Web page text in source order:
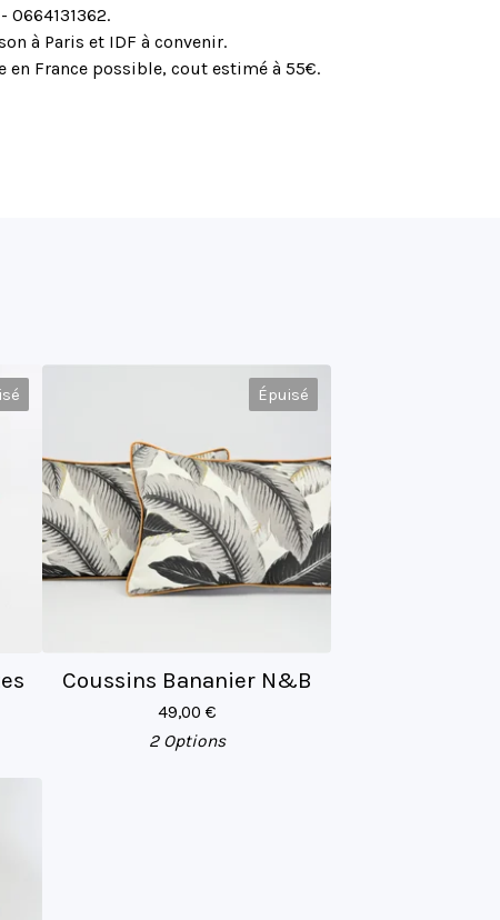
0664131362.
à Paris et IDF à convenir.
en France possible, cout estimé à 55€.
Épuisé
Coussins Bananier N&B
49,00 €
2 Options